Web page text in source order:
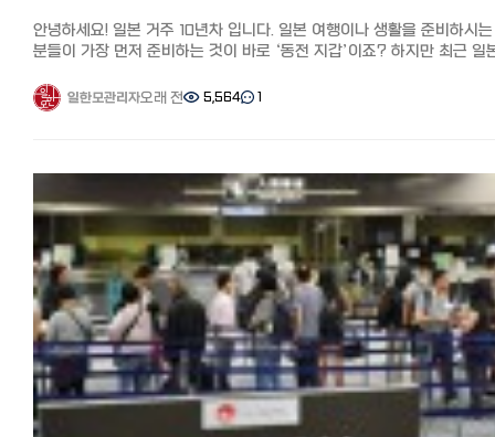
한국 패션 아이템과 함께 구매할 수 있고, 배송비가 저렴하며 배송이 빠
점도 추천 포인트입니다.
550엔
DHOLIC(디홀릭)에서 한국 화장품 확인하기 StyleKorean(스타일코
브랜드 공식과 제휴가 많아 정품만 취급하고, 타임세일·브랜드세일 등을
이용하면 올리브영보다 저렴해지는 경우도 있습니다.
소량 구매 시 배송비가 비싸게 나오는 경우가 많아, 묶음 구매가 더
이득입니다.
배송비 주문 총액이 8,000엔 이상이면 무료 배송. 8,000엔 미만인 경
1,000~1,500엔입니다.
스타일코리안에서 한국 화장품 확인하기
정리 어떠셨나요? 이번에는 일본에서 한국화장품 싸게 사기, 추천 온라
쇼핑몰 8선 특징과 배송료를 총정리해 봤습니다.
집에서 스마트폰만으로도 한국의 다양한 화장품을 구매할 수 있게
되었습니다.
연기를 해줄 만큼 유머에 진심입니다. 반면 도쿄의 유머는 조금 더
냉소적이고 지적인 '블랙 코미디'나 자조적인 스타일이 주를 이룹니다. 6.
라이벌 관계를 유지합니다. 야구: 도쿄의 '요미우리 자이언츠' vs 오사카의
목소리)을 잘 지키는 것이 중요합니다. 세련되고 정돈된 맛집 탐방에
보세요. 오사카 아주머니(오바상)가 주머니에서 사탕을 꺼내 주신다면,
당신은 이미 오사카의 매력에 빠진 것입니다! 맺음말 도쿄는 세련된
도시의 정석을, 오사카는 사람 사는 냄새 나는 정을 느낄 수 있는 곳입니
여러분은 어느 도시의 스타일이 더 끌리시나요? 다음에 일본을
방문하신다면, 두 도시 사람들의 이런 미묘한 차이를 직접 경험해 보시길
바랍니다! 도움이 되셨다면 추천과 댓글 부탁드립니다! 여러분이 경험
도쿄와 오사카의 차이점도 궁금해요! #일본여행 #도쿄오사카차이
일본문화 #도쿄사람성격 #오사카사람성격 #관서벤 #일본사투리 #
일본에스컬레이터방향 #도쿄여행팁 #오사카여행팁
안녕하세요! 일본 거주 10년차 입니다. 일본 여행이나 생활을 준비하시는
분들이 가장 먼저 준비하는 것이 바로 ‘동전 지갑’이죠? 하지만 최근 일
포인트 앱을 켜느냐? 가 생활비 절약의 핵심이 되었는데요. 오늘은 일본
생활 0년 차라면 반드시 알아야 할 실전 일본 결제 및 포인트 카드 활용
지금은 편의점부터 동네 작은 식당까지 QR코드 결제가 보급되었습니다.
PayPay(페이페이)의 독주: 일본에서 가장 점유율이 높은 QR 결제
수단입니다. 라인페이(LINE Pay)와 통합되면서 거의 모든 곳에서 사용
가능합니다. 지자체 캠페인을 노리세요: 일본 거주자라면 주목해야 할 점! 각
구청이나 시청에서 "우리 동네에서 PayPay로 결제하면 20~30% 환급"
같은 파격적인 캠페인을 자주 진행합니다. 외식비와 생필품 값을 엄청나
아낄 수 있는 꿀팁입니다. 2. 일본 생활의 꽃, '포이카츠(ポイ活)'란?
일본어에는 **'포이카츠(ポイ活)'**라는 말이 있습니다. '포인트 활동'의
줄임말로, 포인트를 전략적으로 쌓아 현금처럼 사용하는 재테크를
의미합니다. 일본은 포인트 적립률이 한국보다 높고 종류도 다양합니다. 꼭
만들어야 할 3대 포인트 카드 V-포인트 (구 T-포인트): 패밀리마트, 웰시아
(약국) 등 가장 범용성이 높습니다. 라쿠텐(Rakuten) 포인트: '라쿠텐
경제권'이라는 말이 있을 정도입니다. 라쿠텐 모바일, 라쿠텐 카드, 라쿠
일한모관리자오래 전 5,564 1